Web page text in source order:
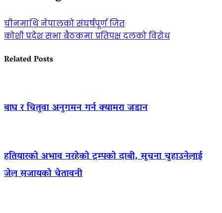
चीनमाथि नेपालको संघर्षपूर्ण जित
कोशी प्रदेश सभा बैठकमा प्रतिपक्ष दलको विरोध
Related Posts
बाघ र चितुवा अनुगमन गर्न क्यामरा जडान
हतियारको अभाव नरहेको ट्रम्पको दाबी, सूचना चुहाउनेलाई
जेल सजायको चेतावनी